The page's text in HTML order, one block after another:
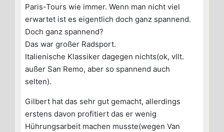
Paris-Tours wie immer. Wenn man nicht viel
erwartet ist es eigentlich doch ganz spannend.
Doch ganz spannend?
Das war großer Radsport.
Italienische Klassiker dagegen nichts(ok, vllt.
außer San Remo, aber so spannend auch
selten).
Gilbert hat das sehr gut gemacht, allerdings
erstens davon profitiert das er wenig
Hührungsarbeit machen musste(wegen Van